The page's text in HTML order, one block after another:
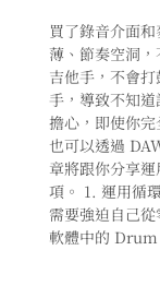
買了錄音介面
薄、節奏空洞
吉他手，不會
手，導致不知
擔心，即使你完
也可以透過
章將跟你分享
項。 1. 運用循
需要強迫自己
軟體中的